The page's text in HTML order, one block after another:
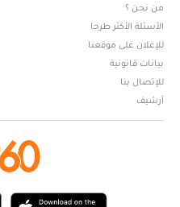
من نحن ؟
الأسئلة الأكثر طرحا
للإعلان على موقعنا
بيانات قانونية
للإتصال بنا
أرشيف